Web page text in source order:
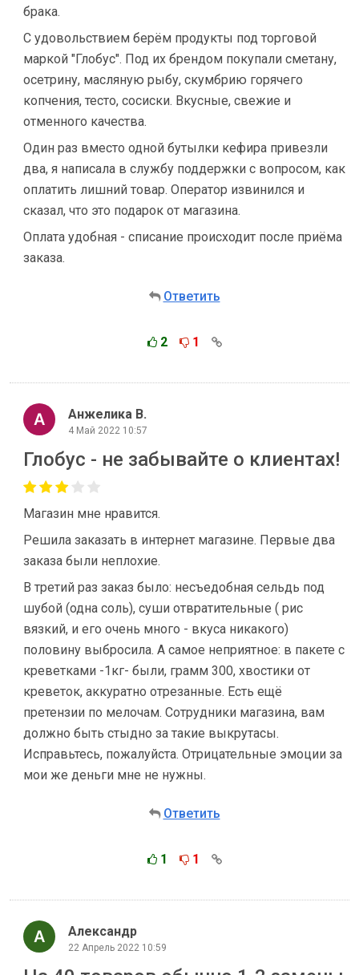
брака.
С удовольствием берём продукты под торговой
маркой "Глобус". Под их брендом покупали сметану,
осетрину, масляную рыбу, скумбрию горячего
копчения, тесто, сосиски. Вкусные, свежие и
отменного качества.
Один раз вместо одной бутылки кефира привезли
два, я написала в службу поддержки с вопросом, как
оплатить лишний товар. Оператор извинился и
сказал, что это подарок от магазина.
Оплата удобная - списание происходит после приёма
заказа.
Ответить
2 1
Анжелика В.
4 Май 2022 10:57
Глобус - не забывайте о клиентах!
Магазин мне нравится.
Решила заказать в интернет магазине. Первые два
заказа были неплохие.
В третий раз заказ было: несъедобная сельдь под
шубой (одна соль), суши отвратительные ( рис
вязкий, и его очень много - вкуса никакого)
половину выбросила. А самое неприятное: в пакете с
креветками -1кг- были, грамм 300, хвостики от
креветок, аккуратно отрезанные. Есть ещё
претензии по мелочам. Сотрудники магазина, вам
должно быть стыдно за такие выкрутасы.
Исправьтесь, пожалуйста. Отрицательные эмоции за
мои же деньги мне не нужны.
Ответить
1 1
Александр
22 Апрель 2022 10:59